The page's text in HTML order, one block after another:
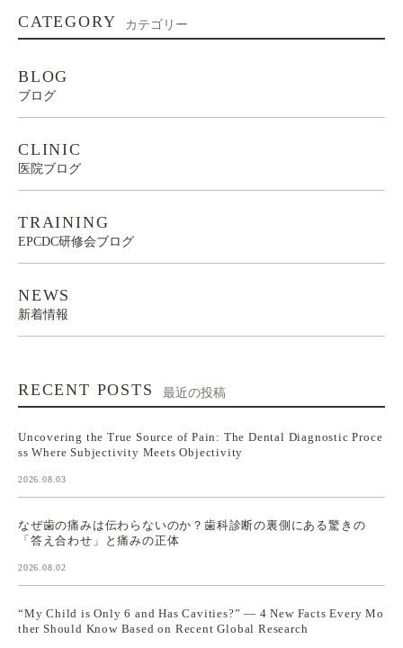
CATEGORY カテゴリー
BLOG
ブログ
CLINIC
医院ブログ
TRAINING
EPCDC研修会ブログ
NEWS
新着情報
RECENT POSTS 最近の投稿
Uncovering the True Source of Pain: The Dental Diagnostic Proce
ss Where Subjectivity Meets Objectivity
2026.08.03
なぜ歯の痛みは伝わらないのか？歯科診断の裏側にある驚きの
「答え合わせ」と痛みの正体
2026.08.02
“My Child is Only 6 and Has Cavities?” — 4 New Facts Every Mo
ther Should Know Based on Recent Global Research